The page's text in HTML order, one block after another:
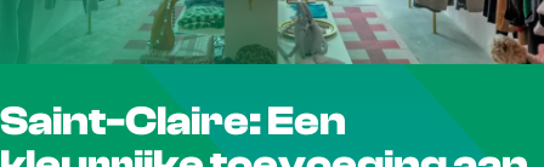
r
d
Saint-Claire: Een